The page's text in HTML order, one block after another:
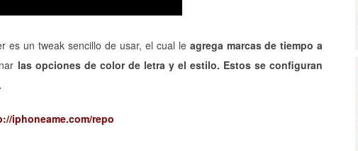
es un tweak sencillo de usar, el cual le agrega marcas de tiempo a
las opciones de color de letra y el estilo. Estos se configuran
iphoneame.com/repo